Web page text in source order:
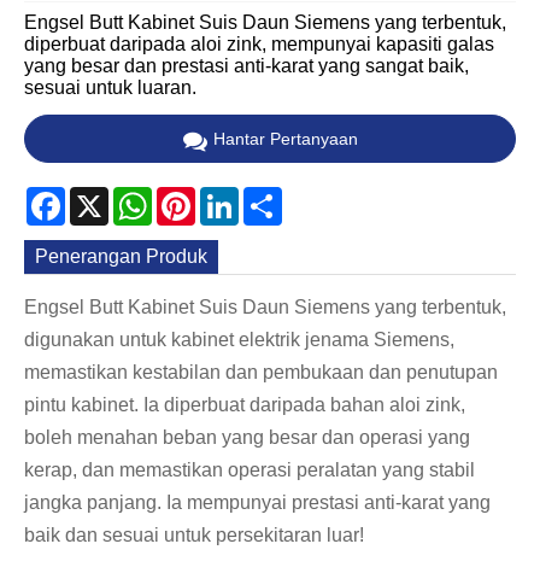
Engsel Butt Kabinet Suis Daun Siemens yang terbentuk,
diperbuat daripada aloi zink, mempunyai kapasiti galas
yang besar dan prestasi anti-karat yang sangat baik,
sesuai untuk luaran.
Hantar Pertanyaan
Facebook
X WhatsApp
PinterestLinkedIn
Penerangan Produk
Engsel Butt Kabinet Suis Daun Siemens yang terbentuk,
digunakan untuk kabinet elektrik jenama Siemens,
memastikan kestabilan dan pembukaan dan penutupan
pintu kabinet. Ia diperbuat daripada bahan aloi zink,
boleh menahan beban yang besar dan operasi yang
kerap, dan memastikan operasi peralatan yang stabil
jangka panjang. Ia mempunyai prestasi anti-karat yang
baik dan sesuai untuk persekitaran luar!